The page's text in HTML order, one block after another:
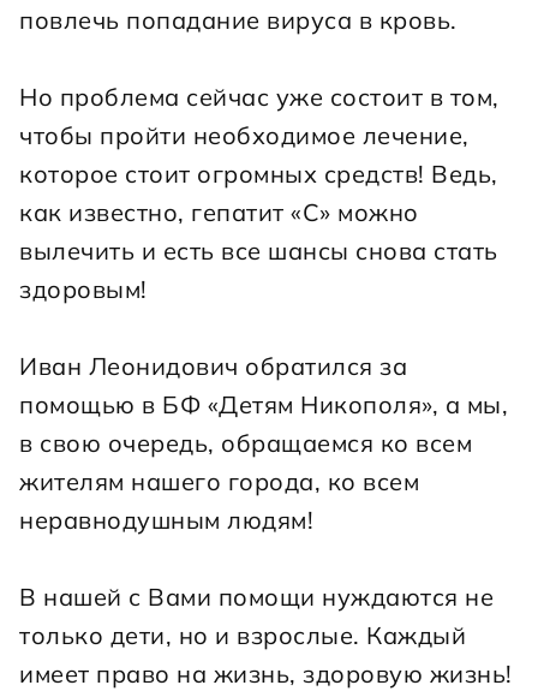
повлечь попадание вируса в кровь.
Но проблема сейчас уже состоит в том,
чтобы пройти необходимое лечение,
которое стоит огромных средств! Ведь,
как известно, гепатит «С» можно
вылечить и есть все шансы снова стать
здоровым!
Иван Леонидович обратился за
помощью в БФ «Детям Никополя», а мы,
в свою очередь, обращаемся ко всем
жителям нашего города, ко всем
неравнодушным людям!
В нашей с Вами помощи нуждаются не
только дети, но и взрослые. Каждый
имеет право на жизнь, здоровую жизнь!